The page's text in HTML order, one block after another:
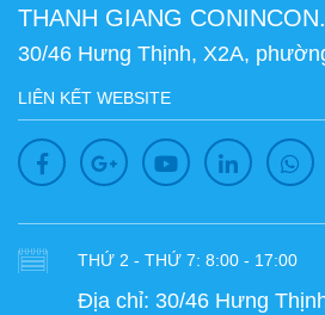
THANH GIANG
30/46 Hưng Thịnh, X2A,
LIÊN KẾT WEBSITE
THỨ 2 - THỨ 7: 8:00 - 17:00
Địa chỉ: 30/46 Hưng